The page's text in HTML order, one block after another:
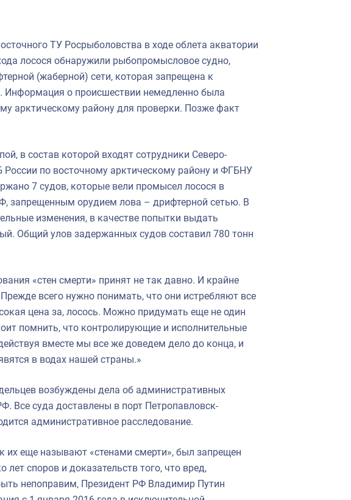
ТУ Росрыболовства в ходе облета акватории
лосося обнаружили рыбопромысловое судно,
(жаберной) сети, которая запрещена к
Информация о происшествии немедленно была
арктическому району для проверки. Позже факт
в состав которой входят сотрудники Северо-
по восточному арктическому району и ФГБНУ
7 судов, которые вели промысел лосося в
запрещенным орудием лова – дрифтерной сетью. В
изменения, в качестве попытки выдать
Общий улов задержанных судов составил 780 тонн
«стен смерти» принят не так давно. И крайне
всего нужно понимать, что они истребляют все
цена за, лосось. Можно придумать еще не один
помнить, что контролирующие и исполнительные
вместе мы все же доведем дело до конца, и
в водах нашей страны.»
возбуждены дела об административных
Все суда доставлены в порт Петропавловск-
административное расследование.
еще называют «стенами смерти», был запрещен
лет споров и доказательств того, что вред,
непоправим, Президент РФ Владимир Путин